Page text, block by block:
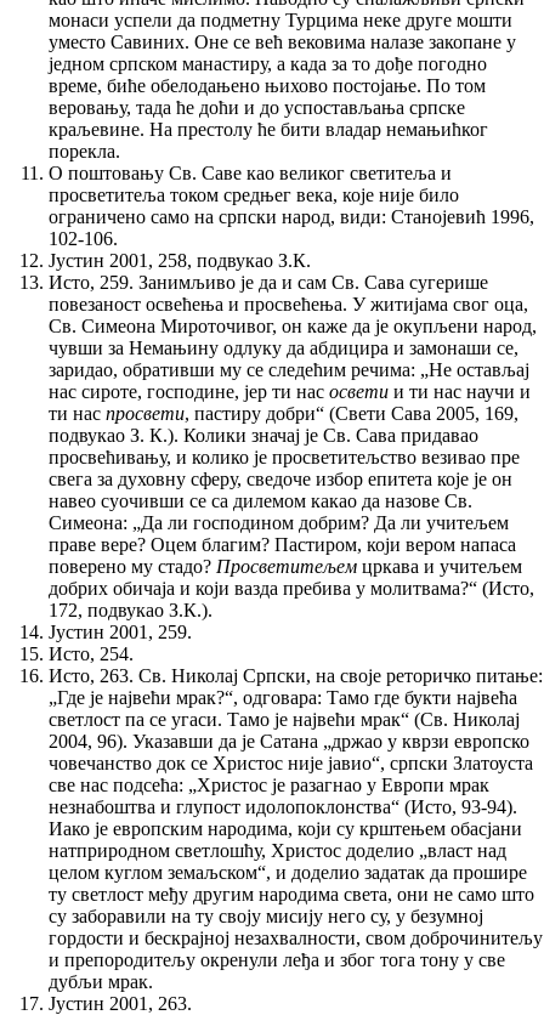
монаси успели да подметну Турцима неке друге мошти
уместо Савиних. Оне се већ вековима налазе закопане у
једном српском манастиру, а када за то дође погодно
време, биће обелодањено њихово постојање. По том
веровању, тада ће доћи и до успостављања српске
краљевине. На престолу ће бити владар немањићког
порекла.
О поштовању Св. Саве као великог светитеља и
просветитеља током средњег века, које није било
ограничено само на српски народ, види: Станојевић 1996,
102-106.
Јустин 2001, 258, подвукао З.К.
Исто, 259. Занимљиво је да и сам Св. Сава сугерише
повезаност освећења и просвећења. У житијама свог оца,
Св. Симеона Мироточивог, он каже да је окупљени народ,
чувши за Немањину одлуку да абдицира и замонаши се,
заридао, обративши му се следећим речима: „Не остављај
нас сироте, господине, јер ти нас освети и ти нас научи и
ти нас просвети, пастиру добри“ (Свети Сава 2005, 169,
подвукао З. К.). Колики значај је Св. Сава придавао
просвећивању, и колико је просветитељство везивао пре
свега за духовну сферу, сведоче избор епитета које је он
навео суочивши се са дилемом какао да назове Св.
Симеона: „Да ли господином добрим? Да ли учитељем
праве вере? Оцем благим? Пастиром, који вером напаса
поверено му стадо? Просветитељем цркава и учитељем
добрих обичаја и који вазда пребива у молитвама?“ (Исто,
172, подвукао З.К.).
Јустин 2001, 259.
Исто, 254.
Исто, 263. Св. Николај Српски, на своје реторичко питање:
„Где је највећи мрак?“, одговара: Тамо где букти највећа
светлост па се угаси. Тамо је највећи мрак“ (Св. Николај
2004, 96). Указавши да је Сатана „држао у кврзи европско
човечанство док се Христос није јавио“, српски Златоуста
све нас подсећа: „Христос је разагнао у Европи мрак
незнабоштва и глупост идолопоклонства“ (Исто, 93-94).
Иако је европским народима, који су крштењем обасјани
натприродном светлошћу, Христос доделио „власт над
целом куглом земаљском“, и доделио задатак да прошире
ту светлост међу другим народима света, они не само што
су заборавили на ту своју мисију него су, у безумној
гордости и бескрајној незахвалности, свом доброчинитељу
и препородитељу окренули леђа и због тога тону у све
дубљи мрак.
Јустин 2001, 263.